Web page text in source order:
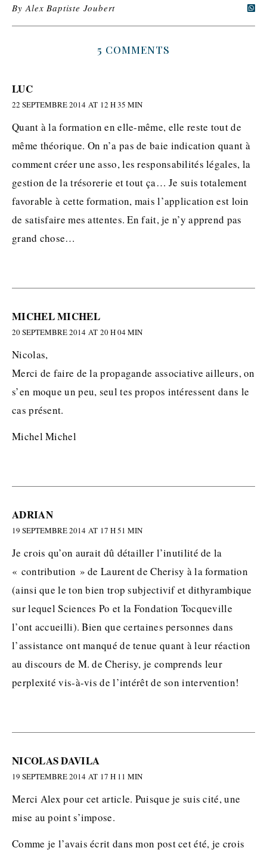
ByAlex Baptiste Joubert
5 COMMENTS
LUC
22 SEPTEMBRE 2014 AT 12 H 35 MIN
Quant à la formation en elle-même, elle reste tout de
même théorique. On n’a pas de baie indication quant à
comment créer une asso, les responsabilités légales, la
gestion de la trésorerie et tout ça… Je suis totalement
favorable à cette formation, mais l’application est loin
de satisfaire mes attentes. En fait, je n’y apprend pas
grand chose…
MICHEL MICHEL
20 SEPTEMBRE 2014 AT 20 H 04 MIN
Nicolas,
Merci de faire de la propagande associative ailleurs, on
s’en moque un peu, seul tes propos intéressent dans le
cas présent.
Michel Michel
ADRIAN
19 SEPTEMBRE 2014 AT 17 H 51 MIN
Je crois qu’on aurait dû détailler l’inutilité de la
« contribution » de Laurent de Cherisy à la formation
(ainsi que le ton bien trop subjectivif et dithyrambique
sur lequel Sciences Po et la Fondation Tocqueville
l’ont accueilli). Bien que certaines personnes dans
l’assistance ont manqué de tenue quant à leur réaction
au discours de M. de Cherisy, je comprends leur
perplexité vis-à-vis de l’intérêt de son intervention!
NICOLAS DAVILA
19 SEPTEMBRE 2014 AT 17 H 11 MIN
Merci Alex pour cet article. Puisque je suis cité, une
mise au point s’impose.
Comme je l’avais écrit dans mon post cet été, je crois